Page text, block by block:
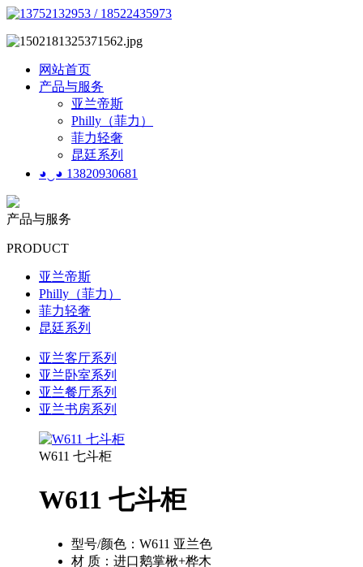
网站首页
产品与服务
亚兰帝斯
Philly（菲力）
菲力轻奢
昆廷系列
◕‿◕ 13820930681
产品与服务
PRODUCT
亚兰帝斯
Philly（菲力）
菲力轻奢
昆廷系列
亚兰客厅系列
亚兰卧室系列
亚兰餐厅系列
亚兰书房系列
W611 七斗柜
W611 七斗柜
型号/颜色： W611 亚兰色
材 质： 进口鹅掌楸+桦木